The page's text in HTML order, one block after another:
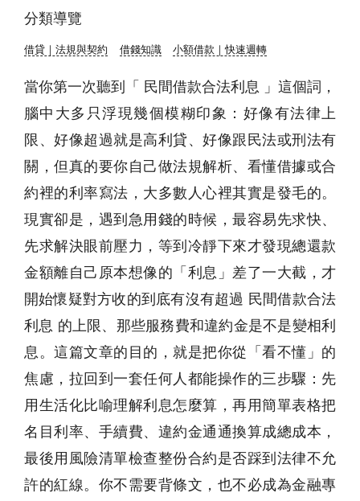
分類導覽
借貸｜法規與契約 借錢知識 小額借款｜快速週轉
當你第一次聽到「 民間借款合法利息 」這個詞，
腦中大多只浮現幾個模糊印象：好像有法律上
限、好像超過就是高利貸、好像跟民法或刑法有
關，但真的要你自己做法規解析、看懂借據或合
約裡的利率寫法，大多數人心裡其實是發毛的。
現實卻是，遇到急用錢的時候，最容易先求快、
先求解決眼前壓力，等到冷靜下來才發現總還款
金額離自己原本想像的「利息」差了一大截，才
開始懷疑對方收的到底有沒有超過 民間借款合法
利息 的上限、那些服務費和違約金是不是變相利
息。這篇文章的目的，就是把你從「看不懂」的
焦慮，拉回到一套任何人都能操作的三步驟：先
用生活化比喻理解利息怎麼算，再用簡單表格把
名目利率、手續費、違約金通通換算成總成本，
最後用風險清單檢查整份合約是否踩到法律不允
許的紅線。你不需要背條文，也不必成為金融專